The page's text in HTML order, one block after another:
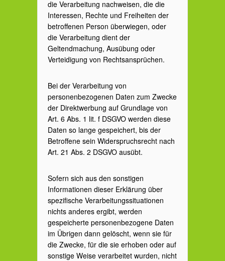
die Verarbeitung nachweisen, die die
Interessen, Rechte und Freiheiten der
betroffenen Person überwiegen, oder
die Verarbeitung dient der
Geltendmachung, Ausübung oder
Verteidigung von Rechtsansprüchen.
Bei der Verarbeitung von
personenbezogenen Daten zum Zwecke
der Direktwerbung auf Grundlage von
Art. 6 Abs. 1 lit. f DSGVO werden diese
Daten so lange gespeichert, bis der
Betroffene sein Widerspruchsrecht nach
Art. 21 Abs. 2 DSGVO ausübt.
Sofern sich aus den sonstigen
Informationen dieser Erklärung über
spezifische Verarbeitungssituationen
nichts anderes ergibt, werden
gespeicherte personenbezogene Daten
im Übrigen dann gelöscht, wenn sie für
die Zwecke, für die sie erhoben oder auf
sonstige Weise verarbeitet wurden, nicht